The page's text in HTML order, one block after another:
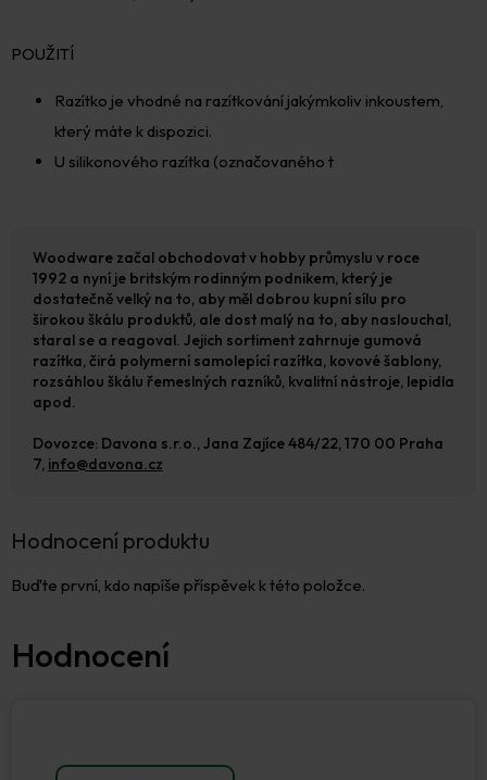
POUŽITÍ
Razítko je vhodné na razítkování jakýmkoliv inkoustem,
který máte k dispozici.
U silikonového razítka (označovaného t
Hodnocení produktu
Buďte první, kdo napíše příspěvek k této položce.
Woodware začal obchodovat v hobby průmyslu v roce
1992 a nyní je britským rodinným podnikem, který je
dostatečně velký na to, aby měl dobrou kupní sílu pro
širokou škálu produktů, ale dost malý na to, aby naslouchal,
staral se a reagoval. Jejich sortiment zahrnuje gumová
razítka, čirá polymerní samolepící razítka, kovové šablony,
rozsáhlou škálu řemeslných razníků, kvalitní nástroje, lepidla
apod.
Dovozce: Davona s.r.o., Jana Zajíce 484/22, 170 00 Praha
7, info@davona.cz